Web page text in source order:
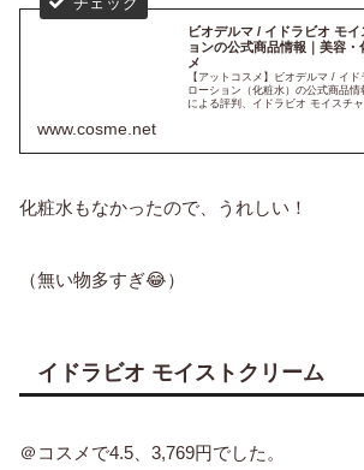
ビオデルマ / イドラビオ モ
ョンの公式商品情報｜美容
メ
【アットコスメ】ビオデルマ / イ
ローション（化粧水）の公式商品
による評判、イドラビオ モイスチ
www.cosme.net
化粧水もなかったので、うれしい！
（無い物多すぎ😂）
イドラビオ モイストクリーム
＠コスメで4.5、3,769円でした。